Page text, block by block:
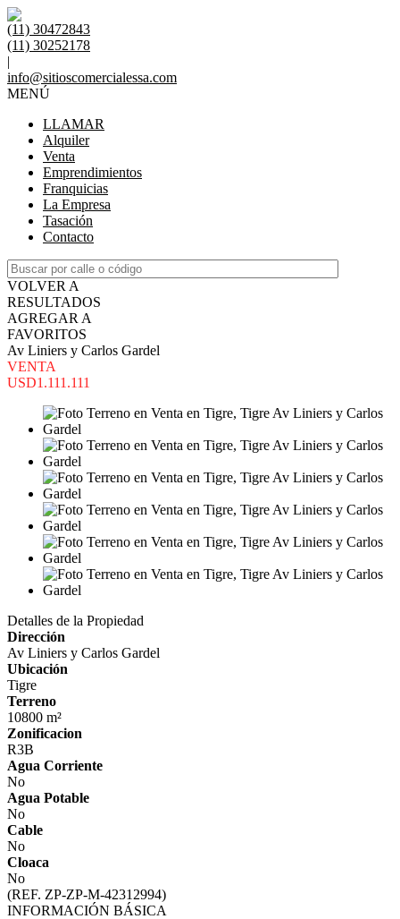
(11) 30472843
(11) 30252178
|
info@sitioscomercialessa.com
MENÚ
LLAMAR
Alquiler
Venta
Emprendimientos
Franquicias
La Empresa
Tasación
Contacto
VOLVER A
RESULTADOS
AGREGAR A
FAVORITOS
Av Liniers y Carlos Gardel
VENTA
USD1.111.111
Detalles de la Propiedad
Dirección
Av Liniers y Carlos Gardel
Ubicación
Tigre
Terreno
10800 m²
Zonificacion
R3B
Agua Corriente
No
Agua Potable
No
Cable
No
Cloaca
No
(REF. ZP-ZP-M-42312994)
INFORMACIÓN BÁSICA